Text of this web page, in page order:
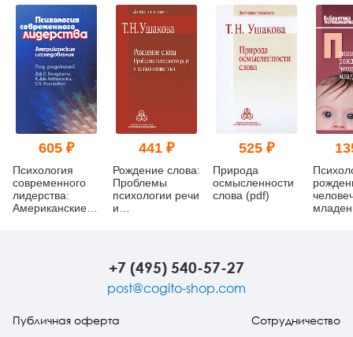
605 ₽
Психология
современного
лидерства:
Американские
441 ₽
Рождение слова:
Проблемы
психологии речи
и
525 ₽
Природа
осмысленности
слова (pdf)
+7 (495) 540-57-27
post@cogito-shop.com
Публичная оферта Сотрудничество